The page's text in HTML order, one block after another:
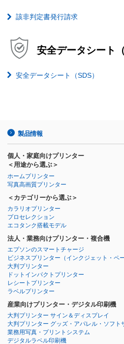
該非判定書発行請求
安全データシート（
安全データシート（SDS）
製品情報
個人・家庭向けプリンター
＜用途から選ぶ＞
ホームプリンター
写真高画質プリンター
＜カテゴリーから選ぶ＞
カラリオプリンター
プロセレクション
エコタンク搭載モデル
法人・業務向けプリンター・複合機
エプソンのスマートチャージ
ビジネスプリンター （インクジェット・ペ
大判プリンター
ドットインパクトプリンター
レシートプリンター
ラベルプリンター
産業向けプリンター・デジタル印刷機
大判プリンター サイン＆ディスプレイ
大判プリンター グッズ・アパレル・ソフト
業務用写真・プリントシステム
デジタルラベル印刷機